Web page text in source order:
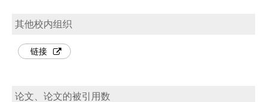
其他校内组织
链接
论文、论文的被引用数